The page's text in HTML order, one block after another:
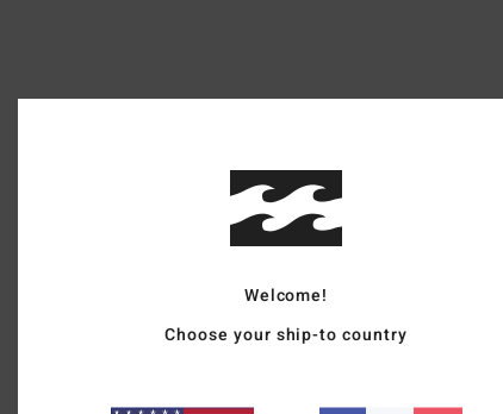
Welcome!
Choose your ship-to country